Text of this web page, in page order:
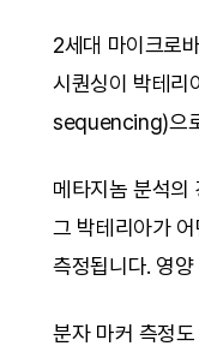
2세대 마이크로
시퀀싱이 박테
sequencing)으
메타지놈 분석의
그 박테리아가
측정됩니다. 영
분자 마커 측정도